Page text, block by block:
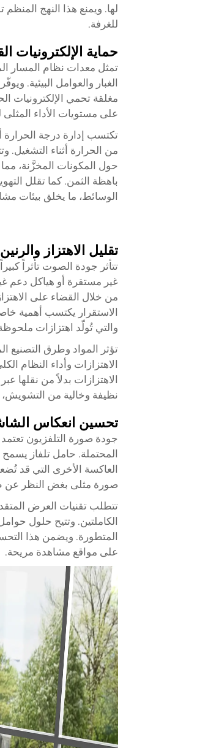
لها. ويمنع هذا النهج
للغرفة.
حماية الإلكترونيات
تمثل معدات نظام المسار
الغبار والعوامل البيئية.
مغلقة تحمي الإلكترونيات
على مستويات الأداء
تكتسب إدارة درجة الحرارة
من الحرارة أثناء التشغيل.
حول المكونات المخزَّنة، مما
باهظة الثمن. كما تقلل
الوسائط، ما يخلق بيئات
تقليل الاهتزاز والرنين
تتأثر جودة الصوت تأثراً
غير مستقرة أو هياكل دعم
من خلال القضاء على
الاستقرار يكتسب أهمية
والتي تُولّد اهتزازات
تؤثر المواد وطرق التصنيع
الاهتزازات وأداء النظام
الاهتزازات بدلاً من
نظيفة وخالية من التشويش،
تحسين انعكاس
جودة صورة التلفزيون
المحتملة. حامل تلفاز يسمح
العاكسة الأخرى التي قد
صورة مثلى بغض النظر عن
الكاملتين. وتتيح حلول
المتطورة. ويضمن هذا
على مواقع مشاهدة مريحة.